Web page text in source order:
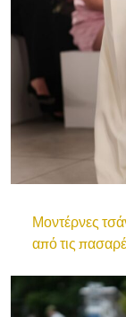
Μοντέρνες
από τις